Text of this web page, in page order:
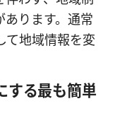
あります。通常
て地域情報を変
する最も簡単